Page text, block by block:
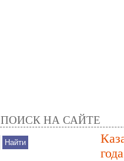
ПОИСК НА САЙТЕ